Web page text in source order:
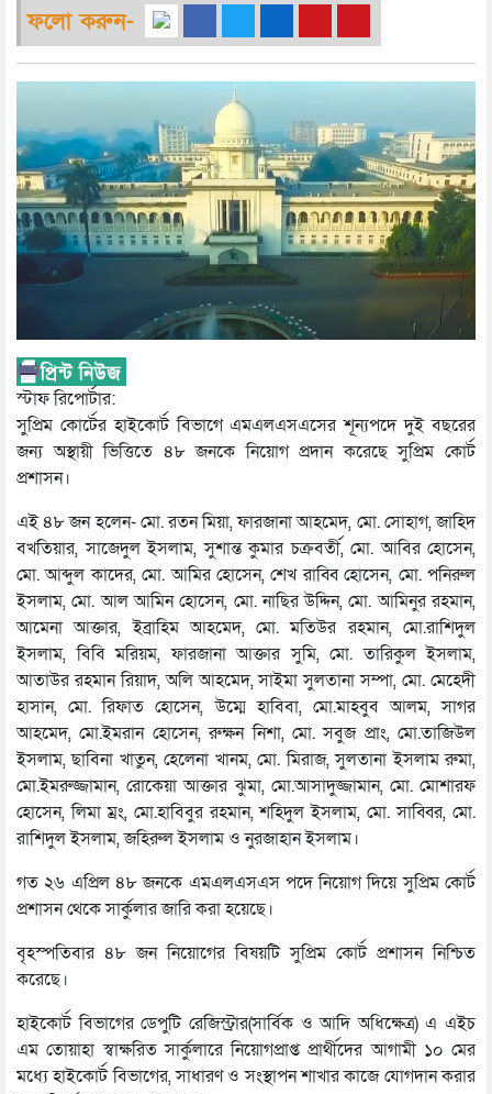
ফলো করুন-
স্টাফ রিপোর্টার:
সুপ্রিম কোর্টের হাইকোর্ট বিভাগে এমএলএসএসের শূন্যপদে দুই বছরের
জন্য অস্থায়ী ভিত্তিতে ৪৮ জনকে নিয়োগ প্রদান করেছে সুপ্রিম কোর্ট
প্রশাসন।
এই ৪৮ জন হলেন- মো. রতন মিয়া, ফারজানা আহমেদ, মো. সোহাগ, জাহিদ
বখতিয়ার, সাজেদুল ইসলাম, সুশান্ত কুমার চক্রবর্তী, মো. আবির হোসেন,
মো. আব্দুল কাদের, মো. আমির হোসেন, শেখ রাব্বি হোসেন, মো. পনিরুল
ইসলাম, মো. আল আমিন হোসেন, মো. নাছির উদ্দিন, মো. আমিনুর রহমান,
আমেনা আক্তার, ইব্রাহিম আহমেদ, মো. মতিউর রহমান, মো.রাশিদুল
ইসলাম, বিবি মরিয়ম, ফারজানা আক্তার সুমি, মো. তারিকুল ইসলাম,
আতাউর রহমান রিয়াদ, অলি আহমেদ, সাইমা সুলতানা সম্পা, মো. মেহেদী
হাসান, মো. রিফাত হোসেন, উম্মে হাবিবা, মো.মাহবুব আলম, সাগর
আহমেদ, মো.ইমরান হোসেন, রুক্ষন নিশা, মো. সবুজ প্রাং, মো.তাজিউল
ইসলাম, ছাবিনা খাতুন, হেলেনা খানম, মো. মিরাজ, সুলতানা ইসলাম রুমা,
মো.ইমরুজ্জামান, রোকেয়া আক্তার ঝুমা, মো.আসাদুজ্জামান, মো. মোশারফ
হোসেন, লিমা ম্রং, মো.হাবিবুর রহমান, শহিদুল ইসলাম, মো. সাব্বির, মো.
রাশিদুল ইসলাম, জহিরুল ইসলাম ও নুরজাহান ইসলাম।
গত ২৬ এপ্রিল ৪৮ জনকে এমএলএসএস পদে নিয়োগ দিয়ে সুপ্রিম কোর্ট
প্রশাসন থেকে সার্কুলার জারি করা হয়েছে।
বৃহস্পতিবার ৪৮ জন নিয়োগের বিষয়টি সুপ্রিম কোর্ট প্রশাসন নিশ্চিত
করেছে।
হাইকোর্ট বিভাগের ডেপুটি রেজিস্ট্রার(সার্বিক ও আদি অধিক্ষেত্র) এ এইচ
এম তোয়াহা স্বাক্ষরিত সার্কুলারে নিয়োগপ্রাপ্ত প্রার্থীদের আগামী ১০ মের
মধ্যে হাইকোর্ট বিভাগের, সাধারণ ও সংস্থাপন শাখার কাজে যোগদান করার